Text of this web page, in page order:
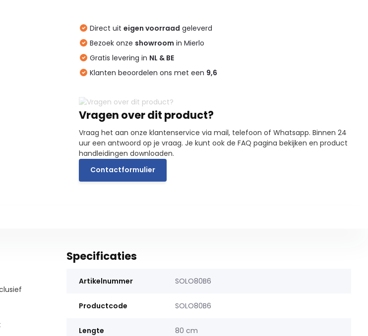
Direct uiteigen voorraad geleverd
Bezoek onze showroom in Mierlo
Gratis levering in NL & BE
Klanten beoordelen ons met een 9,6
Vragen over dit product?
Vraag het aan onze klantenservice via mail, telefoon of Whatsapp. Binnen 24
uur een antwoord op je vraag. Je kunt ook de FAQ pagina bekijken en product
handleidingen downloaden.
Contactformulier
Specificaties
Artikelnummer SOLO80B6
Productcode SOLO80B6
Lengte 80 cm